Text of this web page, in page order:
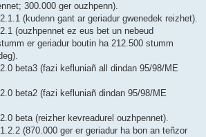
300.000 ger ouzhpenn).
(kudenn gant ar geriadur gwenedek reizhet).
(ouzhpennet ez eus bet un nebeud
er geriadur boutin ha 212.500 stumm
beta3 (fazi kefluniañ all dindan 95/98/ME
beta2 (fazi kefluniañ dindan 95/98/ME
beta (reizher kevreadurel ouzhpennet).
(870.000 ger er geriadur ha bon an teñzor